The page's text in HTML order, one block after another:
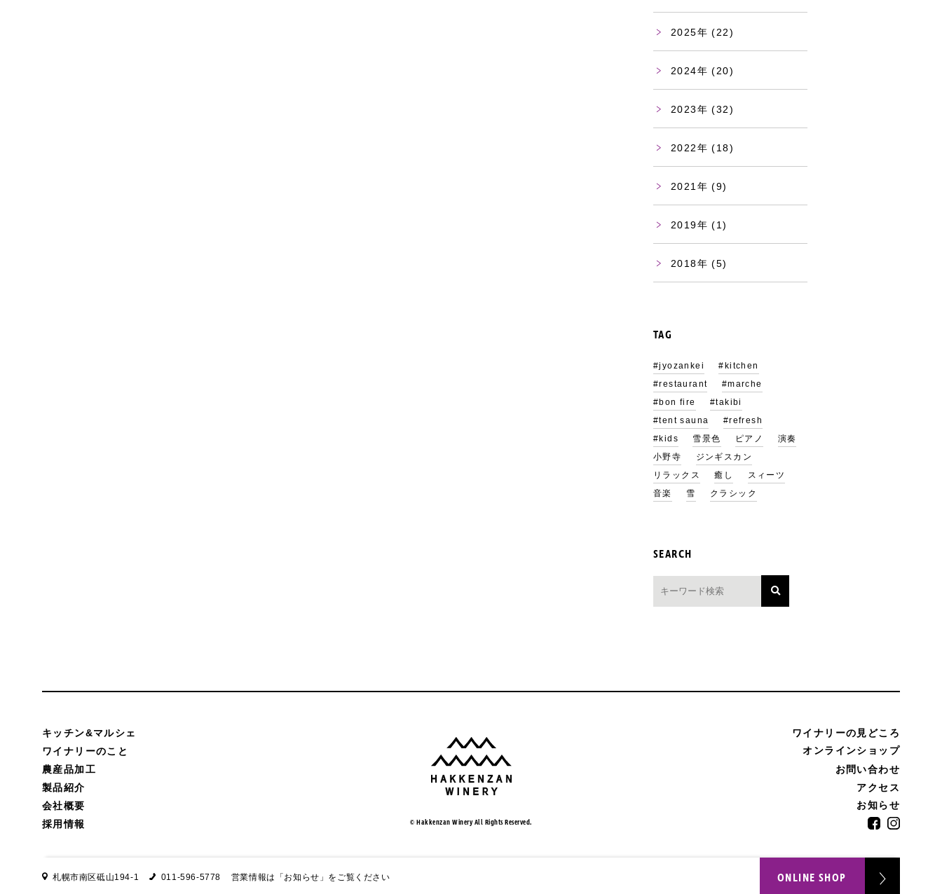
札幌市南区砥山194-1 011-596-5778 営業情報は 「お知らせ」 をご覧ください ONLINE SHOP
2025 (22)
2024 (20)
2023 (32)
2022 (18)
2021 (9)
2019 (1)
2018 (5)
TAG
#jyozankei
#kitchen
#restaurant
#marche
#bon fire
#takibi
#tent sauna
#refresh
#kids
雪景色 ピアノ
演奏
小野寺
ジンギスカン
リラックス
癒し
スィーツ
音楽
雪 クラシック
SEARCH
キッチン&マルシェ
ワイナリーのこと
農産品加工
製品紹介
会社概要
採用情報
ワイナリーの見どころ
オンラインショップ
お問い合わせ
アクセス
お知らせ
© Hakkenzan Winery All Rights Reserved.